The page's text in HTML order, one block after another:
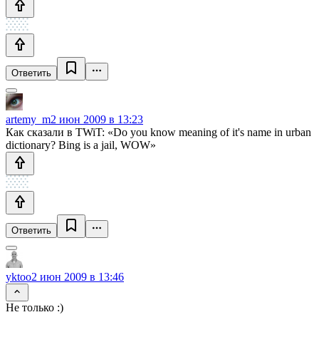
Ответить
artemy_m2 июн 2009 в 13:23
Как сказали в TWiT: «Do you know meaning of it's name in urban
dictionary? Bing is a jail, WOW»
Ответить
yktoo2 июн 2009 в 13:46
Не только :)